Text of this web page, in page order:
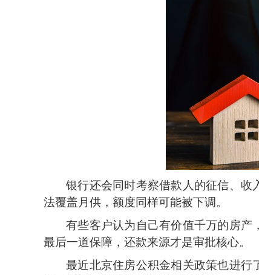
银行还会同时考察借款人的征信、收
法覆盖月供，额度同样可能被下调。
有些客户认为自己有价值千万的房产
最后一道保障，还款来源才是审批核心。
最近北京住房公积金相关政策也进行